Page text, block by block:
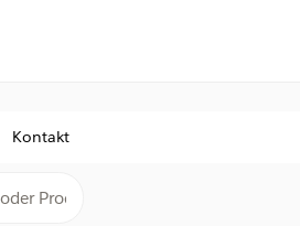
Kontakt